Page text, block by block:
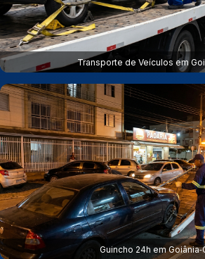
Transporte de Veículos em
Guincho 24h em